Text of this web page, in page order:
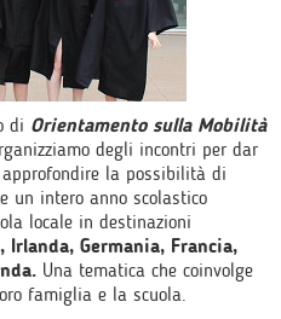
di Orientamento sulla Mobilità
degli incontri per dar
la possibilità di
un intero anno scolastico
locale in destinazioni
Irlanda, Germania, Francia,
Una tematica che coinvolge
famiglia e la scuola.